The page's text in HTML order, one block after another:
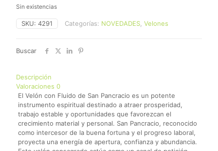
Sin existencias
SKU: 4291 Categorías: NOVEDADES Velones
Buscar
Descripción
Valoraciones 0
El Velón con Fluido de San Pancracio es un potente
instrumento espiritual destinado a atraer prosperidad,
trabajo estable y oportunidades que favorezcan el
crecimiento material y personal. San Pancracio, reconocido
como intercesor de la buena fortuna y el progreso laboral,
proyecta una energía de apertura, confianza y abundancia.